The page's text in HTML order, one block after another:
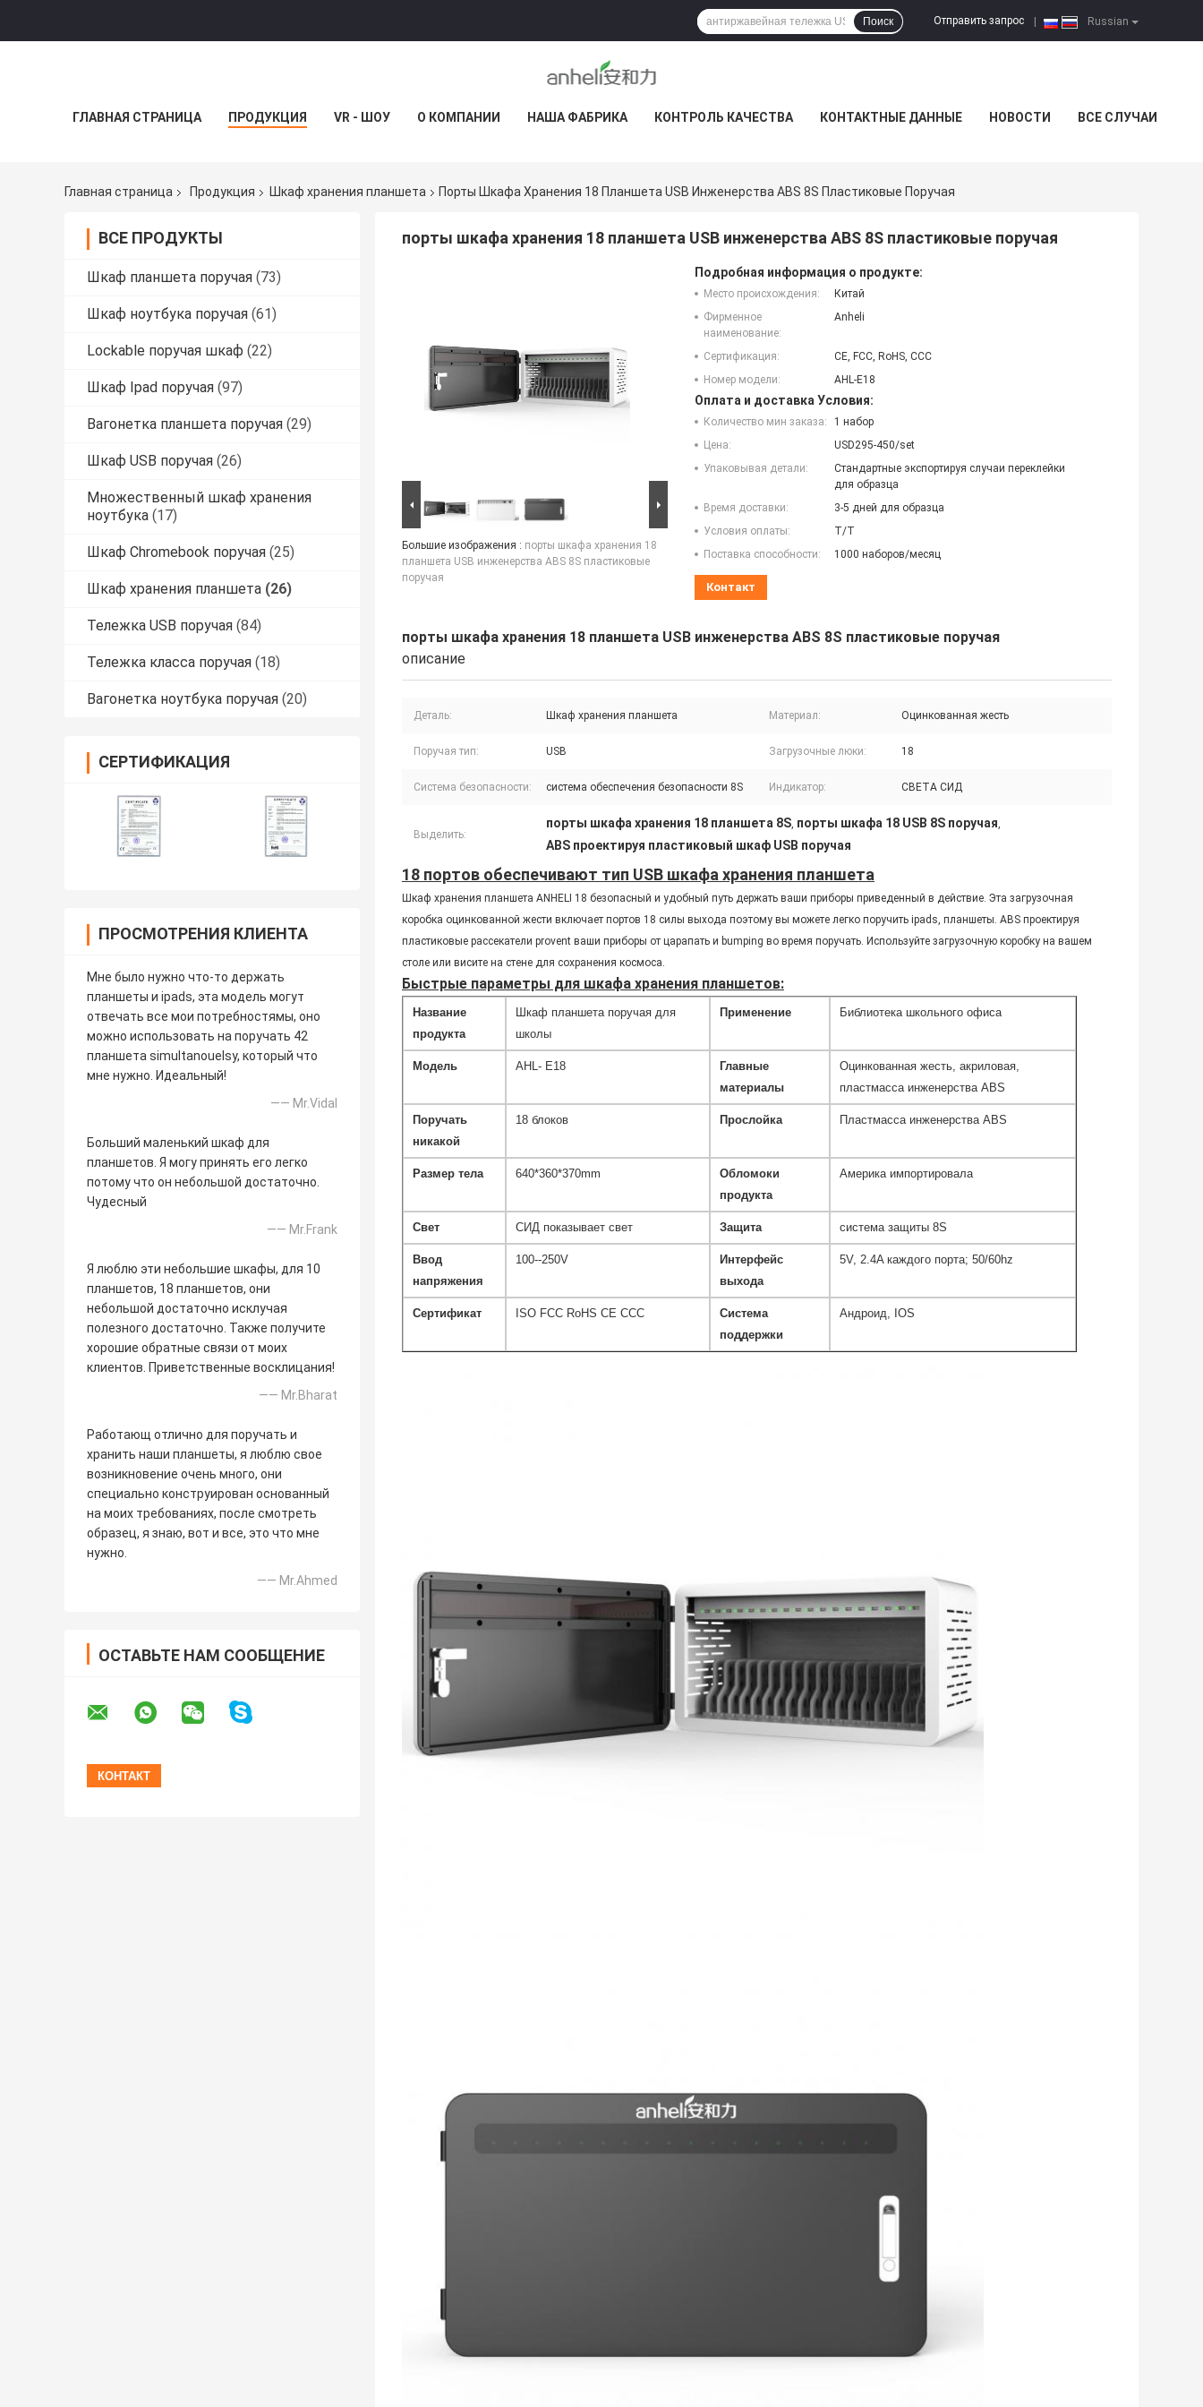
Russian
Отправить запрос
Поиск
ГЛАВНАЯ СТРАНИЦА ПРОДУКЦИЯ VR - ШОУ О КОМПАНИИ НАША ФАБРИКА КОНТРОЛЬ КАЧЕСТВА КОНТАКТНЫЕ ДАННЫЕ НОВОСТИ ВСЕ СЛУЧАИ
Главная страница Продукция Шкаф хранения планшета Порты Шкафа Хранения 18 Планшета USB Инженерства ABS 8S Пластиковые Поручая
ВСЕ ПРОДУКТЫ
Шкаф планшета поручая (73)
Шкаф ноутбука поручая (61)
Lockable поручая шкаф (22)
Шкаф Ipad поручая (97)
Вагонетка планшета поручая (29)
Шкаф USB поручая (26)
Множественный шкаф хранения
ноутбука (17)
Шкаф Chromebook поручая (25)
Шкаф хранения планшета (26)
Тележка USB поручая (84)
Тележка класса поручая (18)
Вагонетка ноутбука поручая (20)
СЕРТИФИКАЦИЯ
ПРОСМОТРЕНИЯ КЛИЕНТА
Мне было нужно что-то держать
планшеты и ipads, эта модель могут
отвечать все мои потребностямы, оно
можно использовать на поручать 42
планшета simultanouelsy, который что
мне нужно. Идеальный!
—— Mr.Vidal
Больший маленький шкаф для
планшетов. Я могу принять его легко
потому что он небольшой достаточно.
Чудесный
—— Mr.Frank
Я люблю эти небольшие шкафы, для 10
планшетов, 18 планшетов, они
небольшой достаточно исклучая
полезного достаточно. Также получите
хорошие обратные связи от моих
клиентов. Приветственные восклицания!
—— Mr.Bharat
Работающ отлично для поручать и
хранить наши планшеты, я люблю свое
возникновение очень много, они
специально конструирован основанный
на моих требованиях, после смотреть
образец, я знаю, вот и все, это что мне
нужно.
—— Mr.Ahmed
ОСТАВЬТЕ НАМ СООБЩЕНИЕ
порты шкафа хранения 18 планшета USB инженерства ABS 8S пластиковые поручая
Большие изображения : порты шкафа хранения 18
планшета USB инженерства ABS 8S пластиковые
поручая
Подробная информация о продукте:
Место происхождения:
Китай
Фирменное
наименование:
Anheli
Сертификация:
CE, FCC, RoHS, CCC
Номер модели:
AHL-E18
Оплата и доставка Условия:
Количество мин заказа:
1 набор
Цена:
USD295-450/set
Упаковывая детали:
Стандартные экспортируя случаи переклейки
для образца
Время доставки:
3-5 дней для образца
Условия оплаты:
T/T
Поставка способности:
1000 наборов/месяц
Контакт
порты шкафа хранения 18 планшета USB инженерства ABS 8S пластиковые поручая
описание
Деталь: Шкаф хранения планшета Материал: Оцинкованная жесть
Поручая тип: USB Загрузочные люки: 18
Система безопасности: система обеспечения безопасности 8S Индикатор: СВЕТА СИД
Выделить:
порты шкафа хранения 18 планшета 8S, порты шкафа 18 USB 8S поручая,
ABS проектируя пластиковый шкаф USB поручая
18 портов обеспечивают тип USB шкафа хранения планшета
Шкаф хранения планшета ANHELI 18 безопасный и удобный путь держать ваши приборы приведенный в действие. Эта загрузочная
коробка оцинкованной жести включает портов 18 силы выхода поэтому вы можете легко поручить ipads, планшеты. ABS проектируя
пластиковые рассекатели provent ваши приборы от царапать и bumping во время поручать. Используйте загрузочную коробку на вашем
столе или висите на стене для сохранения космоса.
Быстрые параметры для шкафа хранения планшетов:
Название
продукта
Шкаф планшета поручая для
школы
Применение Библиотека школьного офиса
Модель AHL- E18
Главные
материалы
Оцинкованная жесть, акриловая,
пластмасса инженерства ABS
Поручать
никакой
18 блоков Прослойка Пластмасса инженерства ABS
Размер тела 640*360*370mm
Обломоки
продукта
Америка импортировала
Свет СИД показывает свет Защита система защиты 8S
Ввод
напряжения
100--250V
Интерфейс
выхода
5V, 2.4A каждого порта; 50/60hz
Сертификат ISO FCC RoHS CE CCC
Система
поддержки
Андроид, IOS